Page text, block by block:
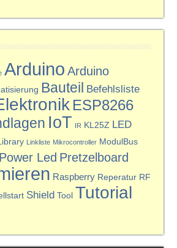
Arduino Arduino
Bauteil Befehlsliste
ESP8266
IoT IR KL25Z LED
Linkliste Mikrocontroller ModulBus
Power Led Pretzelboard
Raspberry Reperatur RF
Shield Tool Tutorial